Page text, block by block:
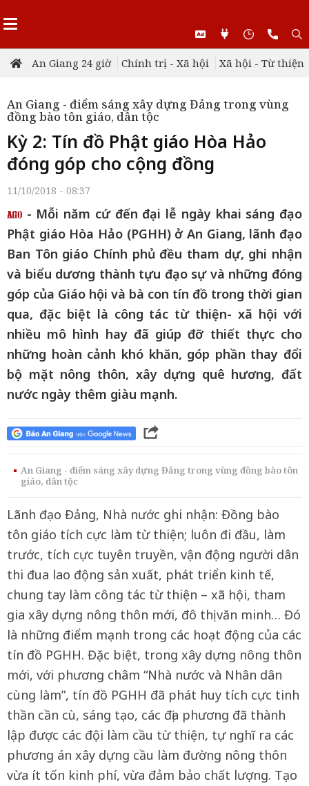
An Giang 24 giờ Chính trị - Xã hội Xã hội - Từ thiện
An Giang - điểm sáng xây dựng Đảng trong vùng
đồng bào tôn giáo, dân tộc
Kỳ 2: Tín đồ Phật giáo Hòa Hảo
đóng góp cho cộng đồng
11/10/2018 - 08:37
- Mỗi năm cứ đến đại lễ ngày khai sáng đạo
Phật giáo Hòa Hảo (PGHH) ở An Giang, lãnh đạo
Ban Tôn giáo Chính phủ đều tham dự, ghi nhận
và biểu dương thành tựu đạo sự và những đóng
góp của Giáo hội và bà con tín đồ trong thời gian
qua, đặc biệt là công tác từ thiện- xã hội với
nhiều mô hình hay đã giúp đỡ thiết thực cho
những hoàn cảnh khó khăn, góp phần thay đổi
bộ mặt nông thôn, xây dựng quê hương, đất
nước ngày thêm giàu mạnh.
An Giang - điểm sáng xây dựng Đảng trong vùng đồng bào tôn
giáo, dân tộc
Lãnh đạo Đảng, Nhà nước ghi nhận: Đồng bào
tôn giáo tích cực làm từ thiện; luôn đi đầu, làm
trước, tích cực tuyên truyền, vận động người dân
thi đua lao động sản xuất, phát triển kinh tế,
chung tay làm công tác từ thiện – xã hội, tham
gia xây dựng nông thôn mới, đô thị văn minh… Đó
là những điểm mạnh trong các hoạt động của các
tín đồ PGHH. Đặc biệt, trong xây dựng nông thôn
mới, với phương châm “Nhà nước và Nhân dân
cùng làm”, tín đồ PGHH đã phát huy tích cực tinh
thần cần cù, sáng tạo, các địa phương đã thành
lập được các đội làm cầu từ thiện, tự nghĩ ra các
phương án xây dựng cầu làm đường nông thôn
vừa ít tốn kinh phí, vừa đảm bảo chất lượng. Tạo